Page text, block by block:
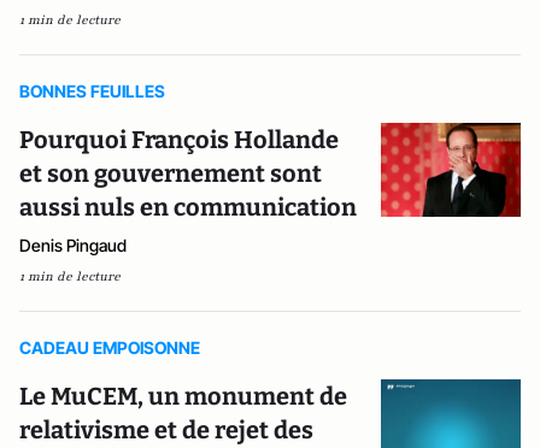
1 min de lecture
BONNES FEUILLES
Pourquoi François Hollande
et son gouvernement sont
aussi nuls en communication
Denis Pingaud
1 min de lecture
CADEAU EMPOISONNE
Le MuCEM, un monument de
relativisme et de rejet des